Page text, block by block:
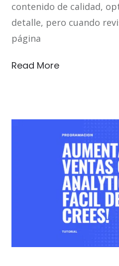
contenido de calidad,
detalle, pero cuando
página
Read More